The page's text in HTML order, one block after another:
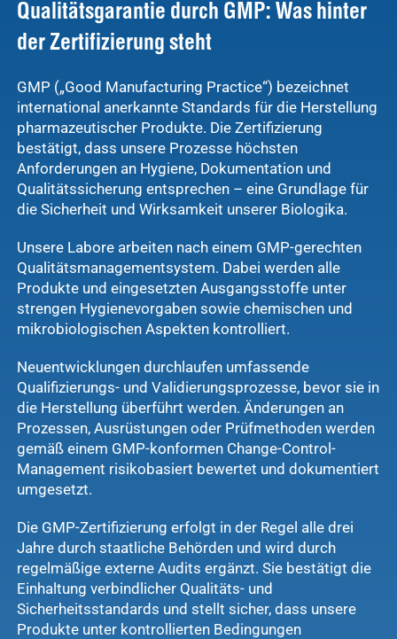
Ergebnisse
anzeigen
Tierarztbedarf
Ergebnisse
anzeigen
vitofyllin
Ergebnisse
anzeigen
Praxissoftware
anzeigen
Arzneimittel
Ergebnisse
anzeigen
novaderma
Ergebnisse
anzeigen
Schnellzugriff
Service &
Kontakt
WDT-Marktplatz
WDT-
Mitgliedschaft
Pharma-
News & Socials
Marktplatz
vetlog.one
Tierarzt24.de
Qualitätsgarantie durch GMP: Was hinter
der Zertifizierung steht
GMP („Good Manufacturing Practice“) bezeichnet
international anerkannte Standards für die Herstellung
pharmazeutischer Produkte. Die Zertifizierung
bestätigt, dass unsere Prozesse höchsten
Anforderungen an Hygiene, Dokumentation und
Qualitätssicherung entsprechen – eine Grundlage für
die Sicherheit und Wirksamkeit unserer Biologika.
Unsere Labore arbeiten nach einem GMP-gerechten
Qualitätsmanagementsystem. Dabei werden alle
Produkte und eingesetzten Ausgangsstoffe unter
strengen Hygienevorgaben sowie chemischen und
mikrobiologischen Aspekten kontrolliert.
Neuentwicklungen durchlaufen umfassende
Qualifizierungs- und Validierungsprozesse, bevor sie in
die Herstellung überführt werden. Änderungen an
Prozessen, Ausrüstungen oder Prüfmethoden werden
gemäß einem GMP-konformen Change-Control-
Management risikobasiert bewertet und dokumentiert
umgesetzt.
Die GMP-Zertifizierung erfolgt in der Regel alle drei
Jahre durch staatliche Behörden und wird durch
regelmäßige externe Audits ergänzt. Sie bestätigt die
Einhaltung verbindlicher Qualitäts- und
Sicherheitsstandards und stellt sicher, dass unsere
Produkte unter kontrollierten Bedingungen